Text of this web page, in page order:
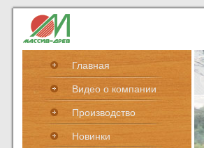
Главная
Видео о компании
Производство
Новинки